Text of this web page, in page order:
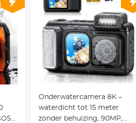
Onderwatercamera 8K –
waterdicht tot 15 meter
zonder behuizing, 90MP,